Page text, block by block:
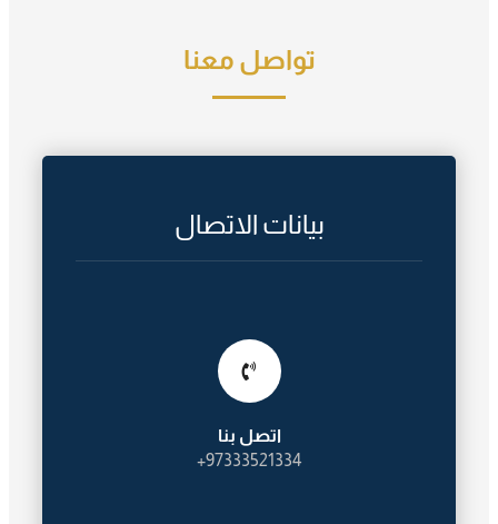
بيانات الاتصال
اتصل بنا
97333521334+
تواصل معنا